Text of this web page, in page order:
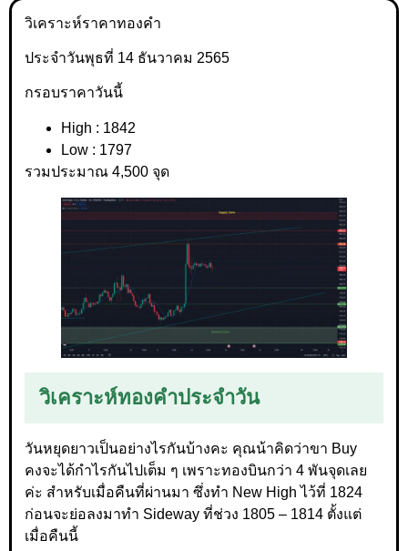
วิเคราะห์ราคาทองคำ
ประจำวันพุธที่ 14 ธันวาคม 2565
กรอบราคาวันนี้
High : 1842
Low : 1797
รวมประมาณ 4,500 จุด
วิเคราะห์ทองคำประจำวัน
วันหยุดยาวเป็นอย่างไรกันบ้างคะ คุณน้าคิดว่าขา Buy
คงจะได้กำไรกันไปเต็ม ๆ เพราะทองบินกว่า 4 พันจุดเลย
ค่ะ สำหรับเมื่อคืนที่ผ่านมา ซึ่งทำ New High ไว้ที่ 1824
ก่อนจะย่อลงมาทำ Sideway ที่ช่วง 1805 – 1814 ตั้งแต่
เมื่อคืนนี้